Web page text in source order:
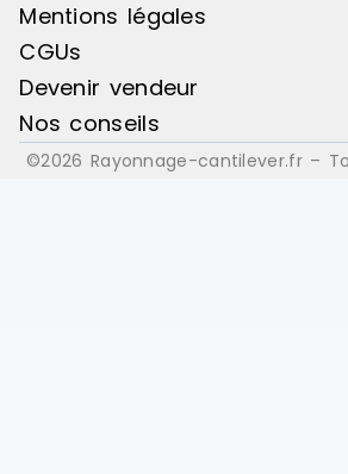
Mentions légales
CGUs
Devenir vendeur
Nos conseils
©2026 Rayonnage-cantilever.fr –